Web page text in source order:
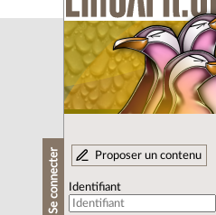
Se connecter Proposer un contenu
Identifiant